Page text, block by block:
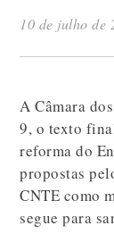
10 de julho de
A Câmara
9, o texto
reforma do
propostas
CNTE como
segue para